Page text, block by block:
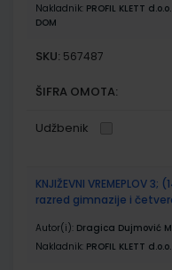
Nakladnik: PROFIL KLETT d.o.o.
DOM
SKU: 567487
ŠIFRA OMOTA:
Udžbenik
KNJIŽEVNI VREMEPLOV
razred gimnazije i
Autor(i): Dragica Dujmović
Nakladnik: PROFIL KLETT d.o.o.